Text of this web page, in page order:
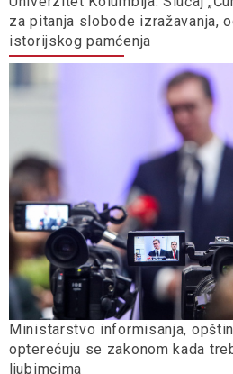
za pitanja slobode izražavanja,
istorijskog pamćenja
Ministarstvo informisanja,
opterećuju se zakonom kada
ljubimcima